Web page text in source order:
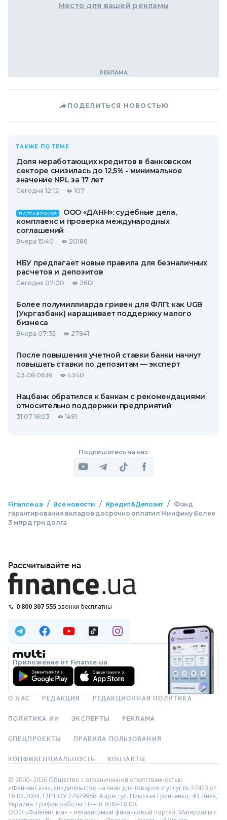
Место для вашей рекламы
ПОДЕЛИТЬСЯ НОВОСТЬЮ
ТАКЖЕ ПО ТЕМЕ
Доля неработающих кредитов в банковском
секторе снизилась до 12,5% - минимальное
значение NPL за 17 лет
Сегодня 12:12 107
ПАРТНЕРСКАЯ
ООО «ДАНН»: судебные дела,
комплаенс и проверка международных
соглашений
Вчера 15:40 20186
НБУ предлагает новые правила для безналичных
расчетов и депозитов
Сегодня 07:00 2612
Более полумиллиарда гривен для ФЛП: как UGB
(Укргазбанк) наращивает поддержку малого
бизнеса
Вчера 07:35 27841
После повышения учетной ставки банки начнут
повышать ставки по депозитам — эксперт
03.08 06:18 4340
Нацбанк обратился к банкам с рекомендациями
относительно поддержки предприятий
31.07 16:03 1491
Подпишитесь на нас
Finance.ua / Все новости / Кредит&Депозит /
Фонд
гарантирования вкладов досрочно оплатил Минфину более
3 млрд грн долга
Рассчитывайте на
0 800 307 555 звонки бесплатны
Приложение от Finance.ua
О НАС РЕДАКЦИЯ РЕДАКЦИОННАЯ ПОЛИТИКА
ПОЛИТИКА ИИ ЭКСПЕРТЫ РЕКЛАМА
СПЕЦПРОЕКТЫ ПРАВИЛА ПОЛЬЗОВАНИЯ
КОНФИДЕНЦИАЛЬНОСТЬ КОНТАКТЫ
© 2000–2026 Общество с ограниченной ответственностью
«Файненс.юа», свидетельство на знак для товаров и услуг № 37423 от
16.02.2004, ЕДРПОУ 22929966. Адрес: ул. Николая Гринченко, 4В, Киев,
Украина. График работы: Пн–Пт 9:00–18:00.
ООО «Файненс.юа» – независимый финансовый портал. Материалы с